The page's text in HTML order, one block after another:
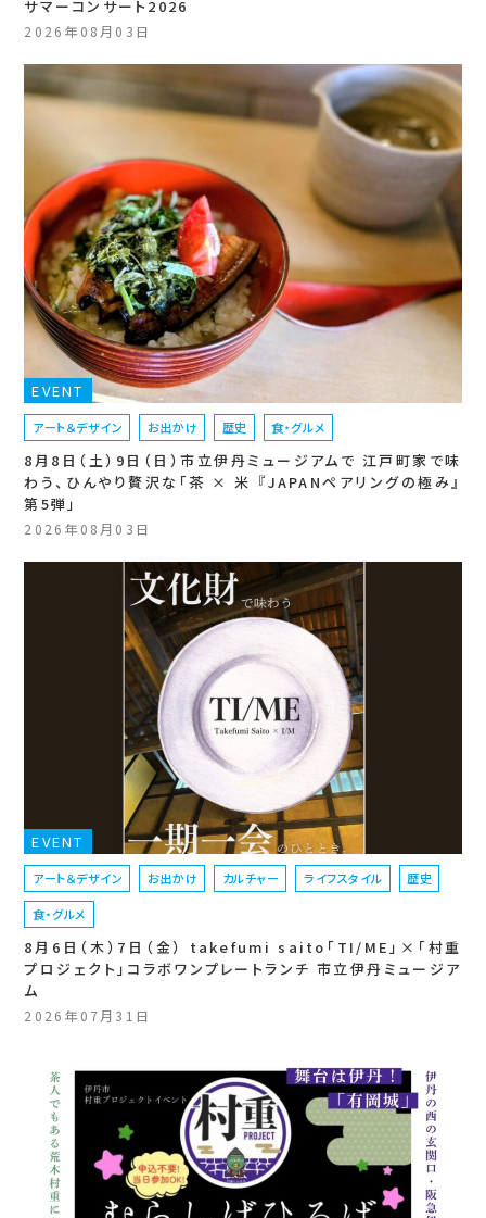
サマーコンサート2026
2026年08月03日
EVENT
アート＆デザイン お出かけ 歴史 食・グルメ
8月8日（土）9日（日）市立伊丹ミュージアムで 江戸町家で味
わう、ひんやり贅沢な「茶 × 米 『JAPANペアリングの極み』
第5弾」
2026年08月03日
EVENT
アート＆デザイン お出かけ カルチャー ライフスタイル 歴史
食・グルメ
8月6日（木）7日（金） takefumi saito「TI/ME」×「村重
プロジェクト」コラボワンプレートランチ 市立伊丹ミュージア
ム
2026年07月31日